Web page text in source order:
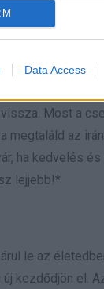
Data Access
meg lazítani,
és a belső béke
Most a
megtaláld az
ha kedvelés
lejjebb!*
le az
új kezdődjön el.